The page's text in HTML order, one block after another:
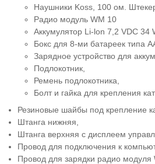
Наушники Koss, 100 ом.
Радио модуль WM 10
Аккумулятор Li-lon 7,2 VDC 34
Бокс для 8-ми батареек типа
Зарядное устройство для
Подлокотник,
Ремень подлокотника,
Болт и гайка для крепления
Резиновые шайбы под крепление
Штанга нижняя,
Штанга верхняя с дисплеем
Провод для подключения к
Провод для зарядки радио модуля